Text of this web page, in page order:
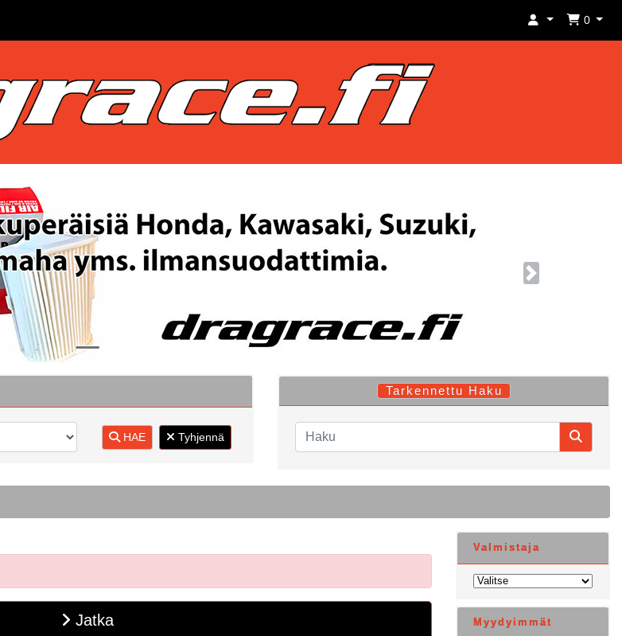
0
Next
HAE Tyhjennä
Tarkennettu Haku
Jatka
Valmistaja
Myydyimmät